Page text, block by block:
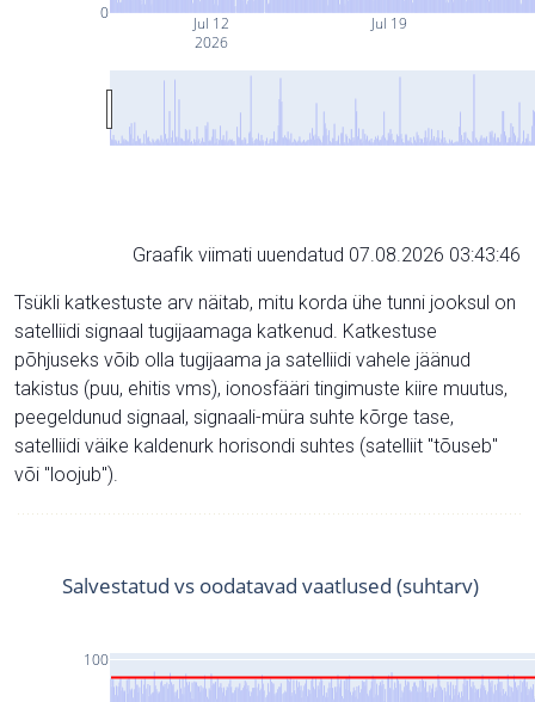
Jul 12
2026
Jul 19
0
Graafik viimati uuendatud 07.08.2026 03:43:46
Tsükli katkestuste arv näitab, mitu korda ühe tunni jooksul on
satelliidi signaal tugijaamaga katkenud. Katkestuse
põhjuseks võib olla tugijaama ja satelliidi vahele jäänud
takistus (puu, ehitis vms), ionosfääri tingimuste kiire muutus,
peegeldunud signaal, signaali-müra suhte kõrge tase,
satelliidi väike kaldenurk horisondi suhtes (satelliit "tõuseb"
või "loojub").
100
Salvestatud vs oodatavad vaatlused (suhtarv)